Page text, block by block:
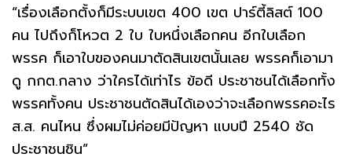
“เรื่องเลือกตั้งก็มีระบบเขต 400 เขต ปาร์ตี้ลิสต์ 100
คน ไปถึงก็โหวต 2 ใบ ใบหนึ่งเลือกคน อีกใบเลือก
พรรค ก็เอาใบของคนมาตัดสินเขตนั้นเลย พรรคก็เอามา
ดู กกต.กลาง ว่าใครได้เท่าไร ข้อดี ประชาชนได้เลือกทั้ง
พรรคทั้งคน ประชาชนตัดสินได้เองว่าจะเลือกพรรคอะไร
ส.ส. คนไหน ซึ่งผมไม่ค่อยมีปัญหา แบบปี 2540 ชัด
ประชาชนชิน”